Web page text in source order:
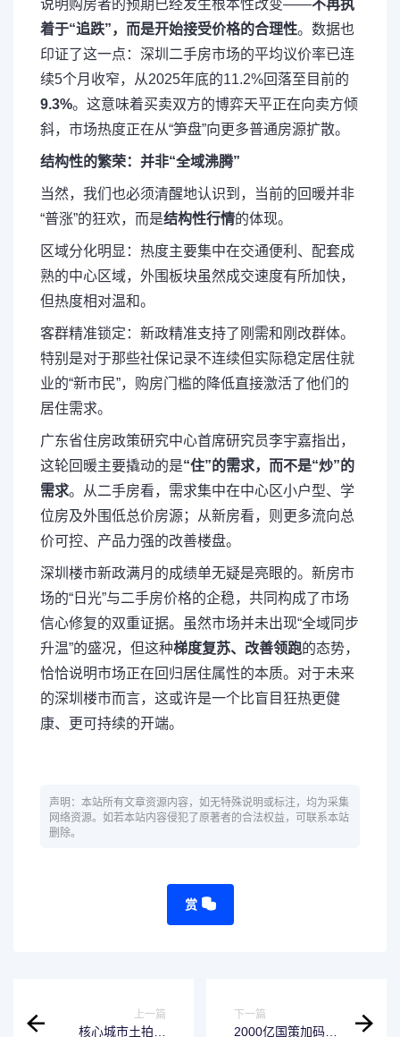
说明购房者的预期已经发生根本性改变——不再执
着于“追跌”，而是开始接受价格的合理性。数据也
印证了这一点：深圳二手房市场的平均议价率已连
续5个月收窄，从2025年底的11.2%回落至目前的
9.3%。这意味着买卖双方的博弈天平正在向卖方倾
斜，市场热度正在从“笋盘”向更多普通房源扩散。
结构性的繁荣：并非“全域沸腾”
当然，我们也必须清醒地认识到，当前的回暖并非
“普涨”的狂欢，而是结构性行情的体现。
区域分化明显 ：热度主要集中在交通便利、配套成
熟的中心区域，外围板块虽然成交速度有所加快，
但热度相对温和。
客群精准锁定 ：新政精准支持了 刚需和刚改群体。
特别是对于那些社保记录不连续但实际稳定居住就
业的“新市民”，购房门槛的降低直接激活了他们的
居住需求。
广东省住房政策研究中心首席研究员李宇嘉指出，
这轮回暖主要撬动的是“住”的需求，而不是“炒”的
需求。从二手房看，需求集中在中心区小户型、学
位房及外围低总价房源；从新房看，则更多流向总
价可控、产品力强的改善楼盘。
深圳楼市新政满月的成绩单无疑是亮眼的。新房市
场的“日光”与二手房价格的企稳，共同构成了市场
信心修复的双重证据。虽然市场并未出现“全域同步
升温”的盛况，但这种梯度复苏、改善领跑的态势，
恰恰说明市场正在回归居住属性的本质。对于未来
的深圳楼市而言，这或许是一个比盲目狂热更健
康、更可持续的开端。
声明：本站所有文章资源内容，如无特殊说明或标注，均为采集
网络资源。如若本站内容侵犯了原著者的合法权益，可联系本站
删除。
赏
上一篇
核心城市土拍升
下一篇
2000亿国策加码设